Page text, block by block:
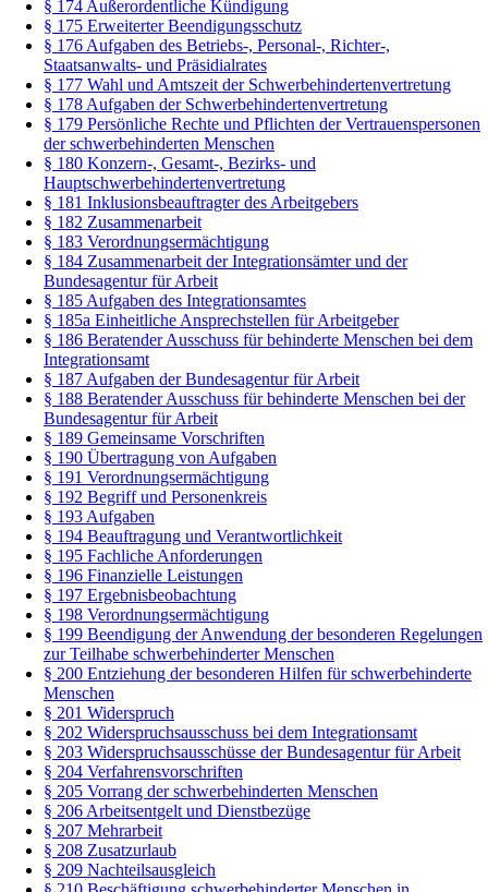
§ 174 Außerordentliche Kündigung
§ 175 Erweiterter Beendigungsschutz
§ 176 Aufgaben des Betriebs-, Personal-, Richter-,
Staatsanwalts- und Präsidialrates
§ 177 Wahl und Amtszeit der Schwerbehindertenvertretung
§ 178 Aufgaben der Schwerbehindertenvertretung
§ 179 Persönliche Rechte und Pflichten der Vertrauenspersonen
der schwerbehinderten Menschen
§ 180 Konzern-, Gesamt-, Bezirks- und
Hauptschwerbehindertenvertretung
§ 181 Inklusionsbeauftragter des Arbeitgebers
§ 182 Zusammenarbeit
§ 183 Verordnungsermächtigung
§ 184 Zusammenarbeit der Integrationsämter und der
Bundesagentur für Arbeit
§ 185 Aufgaben des Integrationsamtes
§ 185a Einheitliche Ansprechstellen für Arbeitgeber
§ 186 Beratender Ausschuss für behinderte Menschen bei dem
Integrationsamt
§ 187 Aufgaben der Bundesagentur für Arbeit
§ 188 Beratender Ausschuss für behinderte Menschen bei der
Bundesagentur für Arbeit
§ 189 Gemeinsame Vorschriften
§ 190 Übertragung von Aufgaben
§ 191 Verordnungsermächtigung
§ 192 Begriff und Personenkreis
§ 193 Aufgaben
§ 194 Beauftragung und Verantwortlichkeit
§ 195 Fachliche Anforderungen
§ 196 Finanzielle Leistungen
§ 197 Ergebnisbeobachtung
§ 198 Verordnungsermächtigung
§ 199 Beendigung der Anwendung der besonderen Regelungen
zur Teilhabe schwerbehinderter Menschen
§ 200 Entziehung der besonderen Hilfen für schwerbehinderte
Menschen
§ 201 Widerspruch
§ 202 Widerspruchsausschuss bei dem Integrationsamt
§ 203 Widerspruchsausschüsse der Bundesagentur für Arbeit
§ 204 Verfahrensvorschriften
§ 205 Vorrang der schwerbehinderten Menschen
§ 206 Arbeitsentgelt und Dienstbezüge
§ 207 Mehrarbeit
§ 208 Zusatzurlaub
§ 209 Nachteilsausgleich